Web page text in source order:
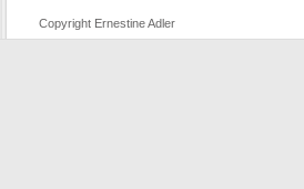
Copyright Ernestine Adler